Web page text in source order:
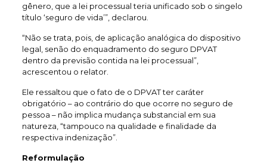
gênero, que a lei processual teria unificado sob o singelo
título ‘seguro de vida’”, declarou.
“Não se trata, pois, de aplicação analógica do dispositivo
legal, senão do enquadramento do seguro DPVAT
dentro da previsão contida na lei processual”,
acrescentou o relator.
Ele ressaltou que o fato de o DPVAT ter caráter
obrigatório – ao contrário do que ocorre no seguro de
pessoa – não implica mudança substancial em sua
natureza, “tampouco na qualidade e finalidade da
respectiva indenização”.
Reformulação